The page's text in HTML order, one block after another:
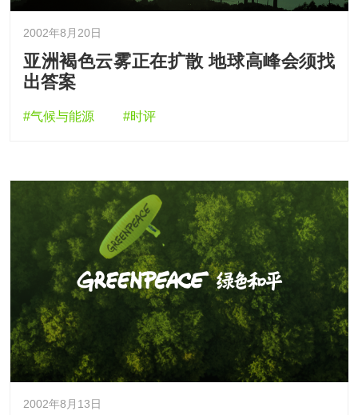
2002年8月20日
亚洲褐色云雾正在扩散 地球高峰会须找
出答案
#气候与能源 #时评
2002年8月13日